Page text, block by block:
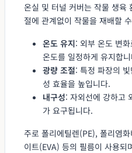
온실 및 터널 커버는 작물 생육
절에 관계없이 작물을 재배할
온도 유지: 외부 온도 변
온도를 일정하게 유지합
광량 조절: 특정 파장의
성 효율을 높입니다.
내구성: 자외선에 강하고
가 요구됩니다.
주로 폴리에틸렌(PE), 폴리염
이트(EVA) 등의 필름이 사용